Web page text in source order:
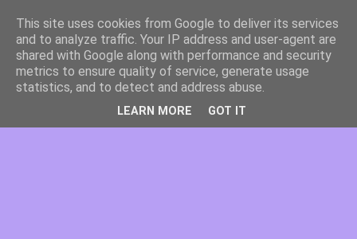
This site uses cookies from Google to deliver its services
and to analyze traffic. Your IP address and user-agent are
shared with Google along with performance and security
metrics to ensure quality of service, generate usage
statistics, and to detect and address abuse.
LEARN MORE GOT IT